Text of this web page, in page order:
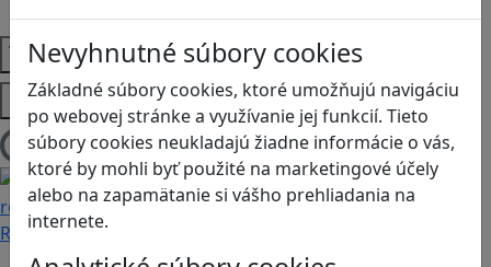
Nevyhnutné súbory cookies
Základné súbory cookies, ktoré umožňujú navigáciu
po webovej stránke a využívanie jej funkcií. Tieto
súbory cookies neukladajú žiadne informácie o vás,
ktoré by mohli byť použité na marketingové účely
alebo na zapamätanie si vášho prehliadania na
internete.
Témy
Platformy
Načítam blogy
Recenzie